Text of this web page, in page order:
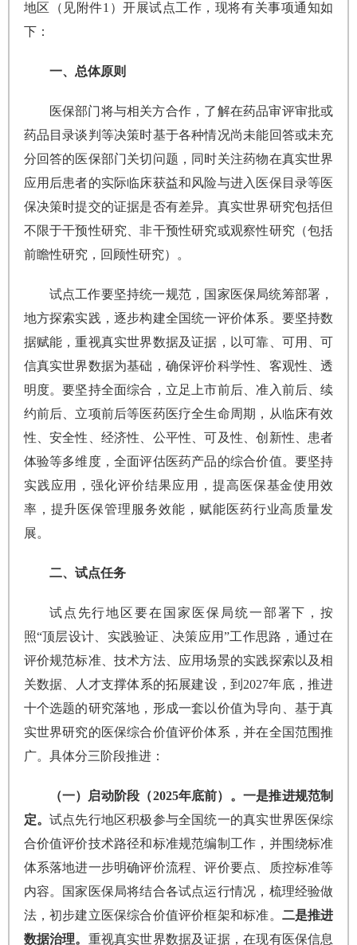
地区（见附件1）开展试点工作，现将有关事项通知如
下：
一、总体原则
医保部门将与相关方合作，了解在药品审评审批或
药品目录谈判等决策时基于各种情况尚未能回答或未充
分回答的医保部门关切问题，同时关注药物在真实世界
应用后患者的实际临床获益和风险与进入医保目录等医
保决策时提交的证据是否有差异。真实世界研究包括但
不限于干预性研究、非干预性研究或观察性研究（包括
前瞻性研究，回顾性研究）。
试点工作要坚持统一规范，国家医保局统筹部署，
地方探索实践，逐步构建全国统一评价体系。要坚持数
据赋能，重视真实世界数据及证据，以可靠、可用、可
信真实世界数据为基础，确保评价科学性、客观性、透
明度。要坚持全面综合，立足上市前后、准入前后、续
约前后、立项前后等医药医疗全生命周期，从临床有效
性、安全性、经济性、公平性、可及性、创新性、患者
体验等多维度，全面评估医药产品的综合价值。要坚持
实践应用，强化评价结果应用，提高医保基金使用效
率，提升医保管理服务效能，赋能医药行业高质量发
展。
二、试点任务
试点先行地区要在国家医保局统一部署下，按
照“顶层设计、实践验证、决策应用”工作思路，通过在
评价规范标准、技术方法、应用场景的实践探索以及相
关数据、人才支撑体系的拓展建设，到2027年底，推进
十个选题的研究落地，形成一套以价值为导向、基于真
实世界研究的医保综合价值评价体系，并在全国范围推
广。具体分三阶段推进：
（一）启动阶段（2025年底前）。一是推进规范制
定。试点先行地区积极参与全国统一的真实世界医保综
合价值评价技术路径和标准规范编制工作，并围绕标准
体系落地进一步明确评价流程、评价要点、质控标准等
内容。国家医保局将结合各试点运行情况，梳理经验做
法，初步建立医保综合价值评价框架和标准。 二是推进
数据治理。 重视真实世界数据及证据，在现有医保信息